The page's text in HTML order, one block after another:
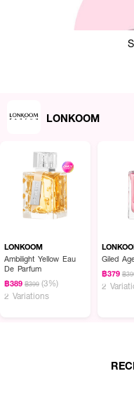
ผลลัพธ์ที่ได้ :
LONKOOM Giled Age Parfum
ระดับ
· Top Notes: ใบลูกเกด,ดอกตูม
· Middle Notes: กุหลาบ, ฟรีเซีย
LONKOOM
LONKOOM
Ambilight Yellow Eau
De Parfum
฿389 ฿399 (3%)
2 Variations
Giled
฿379 ฿
2